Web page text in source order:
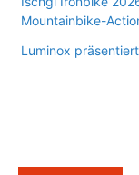
Mountainbike-
Luminox